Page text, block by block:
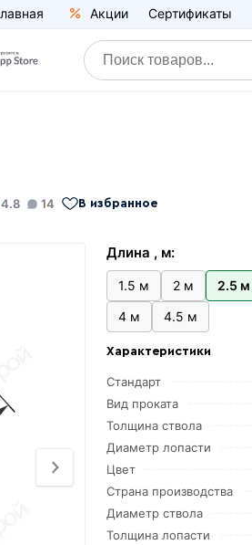
Акции Сертификаты
4.8 14 В избранное
Длина , м:
1.5 м 2 м 2.5 м
4 м
4.5 м
Характеристики
Стандарт
Вид проката
Толщина ствола
Диаметр лопасти
Цвет
Страна производства
Диаметр ствола
Толщина лопасти